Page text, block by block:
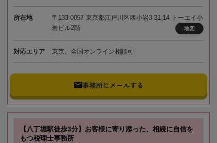
所在地
〒133-0057 東京都江戸川区西小岩3-31-14 トーエイ小
岩ビル2階
地図
対応エリア 東京、全国オンライン相談可
事務所にメールする
【八丁堀駅徒歩3分】お客様に寄り添った、相続に自信を
もつ税理士事務所